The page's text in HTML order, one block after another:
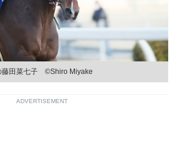
藤田菜七子 ©Shiro Miyake
ADVERTISEMENT